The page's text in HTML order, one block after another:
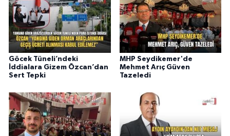
Göcek Tüneli’ndeki
İddialara Gizem Özcan’dan
Sert Tepki
MHP Seydikemer'de
Mehmet Arıç Güven
Tazeledi